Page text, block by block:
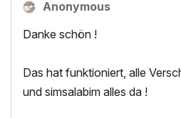
Anonymous
Danke schön !
Das hat funktioniert, alle
und simsalabim alles da !